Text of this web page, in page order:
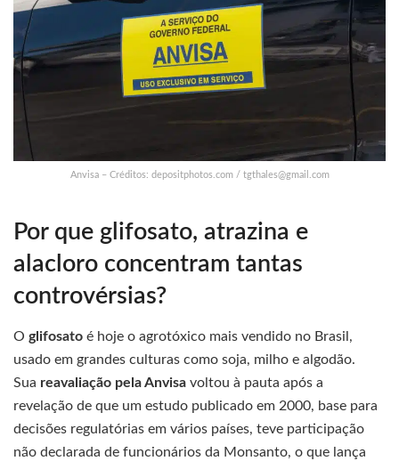
Anvisa – Créditos: depositphotos.com / tgthales@gmail.com
Por que glifosato, atrazina e
alacloro concentram tantas
controvérsias?
O glifosato é hoje o agrotóxico mais vendido no Brasil,
usado em grandes culturas como soja, milho e algodão.
Sua reavaliação pela Anvisa voltou à pauta após a
revelação de que um estudo publicado em 2000, base para
decisões regulatórias em vários países, teve participação
não declarada de funcionários da Monsanto, o que lança